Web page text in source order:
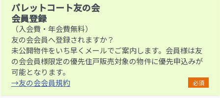
パレットコート友の会
会員登録
（入会費・年会費無料）
友の会会員へ登録されますか？
未公開物件をいち早くメールでご案内します。会員様は友
の会会員様限定の優先住戸販売対象の物件に優先申込みが
可能となります。
→友の会会員規約
必須